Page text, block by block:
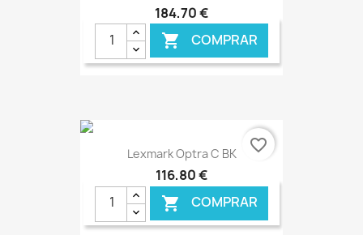
184,70 €
 COMPRAR
€ ONLINE
Lexmark Optra C BK
116,80 €
 COMPRAR
favorite_border